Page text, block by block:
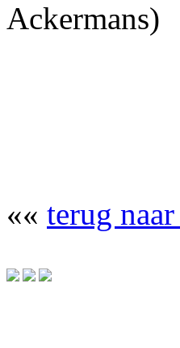
Ackermans)
«« terug